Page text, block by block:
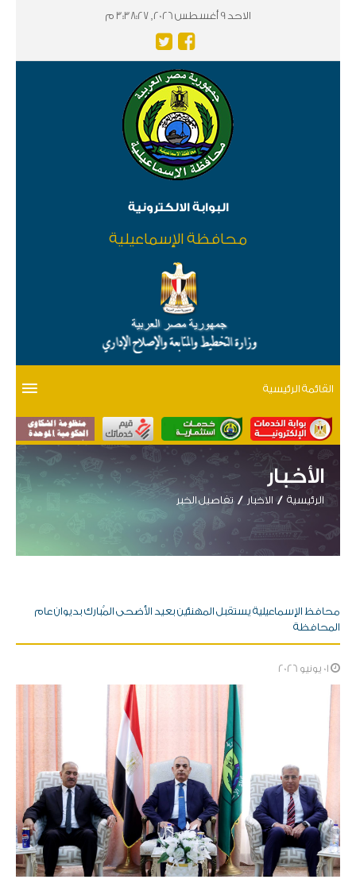
الاحد 9 أغسطس 2026, 3:38:27 م
البوابة الالكترونية
محافظة الإسماعيلية
القائمة الرئيسية
الأخبار
الرئيسية الاخبار تفاصيل الخبر
محافظ الإسماعيلية يستقبل المهنئين بعيد الأضحى المُبارك بديوان عام
المحافظة